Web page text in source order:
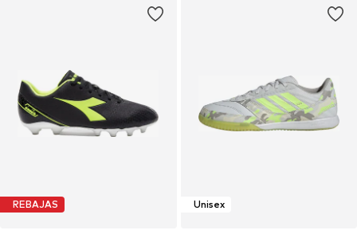
REBAJAS Unisex